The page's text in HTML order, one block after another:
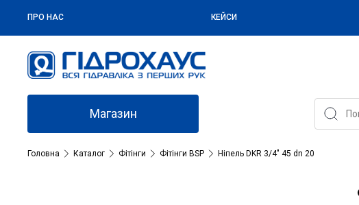
ПРО НАС КЕЙСИ
Магазин
Головна Каталог Фітінги Фітінги BSP Ніпель DKR 3/4″ 45 dn 20